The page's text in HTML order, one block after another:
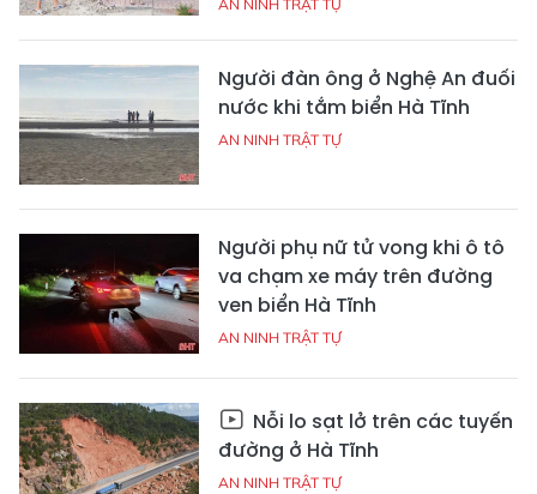
AN NINH TRẬT TỰ
Người đàn ông ở Nghệ An đuối
nước khi tắm biển Hà Tĩnh
AN NINH TRẬT TỰ
Người phụ nữ tử vong khi ô tô
va chạm xe máy trên đường
ven biển Hà Tĩnh
AN NINH TRẬT TỰ
Nỗi lo sạt lở trên các tuyến
đường ở Hà Tĩnh
AN NINH TRẬT TỰ